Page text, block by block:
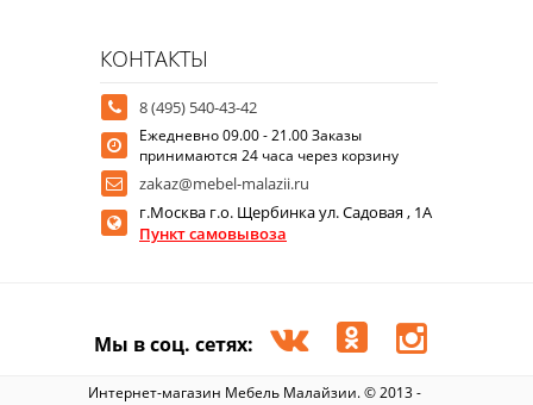
КОНТАКТЫ
8 (495) 540-43-42
Ежедневно 09.00 - 21.00 Заказы
принимаются 24 часа через корзину
zakaz@mebel-malazii.ru
г.Москва г.о. Щербинка ул. Садовая , 1А
Пункт самовывоза
Мы в соц. сетях:
Интернет-магазин Мебель Малайзии. © 2013 -